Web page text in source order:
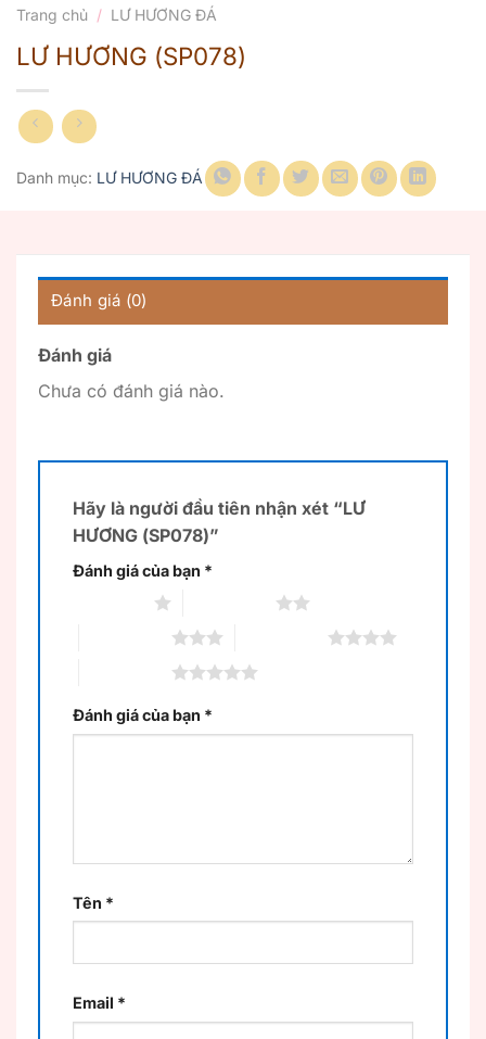
Trang chủ / LƯ HƯƠNG ĐÁ
LƯ HƯƠNG (SP078)
Danh mục: LƯ HƯƠNG ĐÁ
Đánh giá (0)
Đánh giá
Chưa có đánh giá nào.
Hãy là người đầu tiên nhận xét “LƯ
HƯƠNG (SP078)”
Đánh giá của bạn *
Đánh giá của bạn *
Tên *
Email *